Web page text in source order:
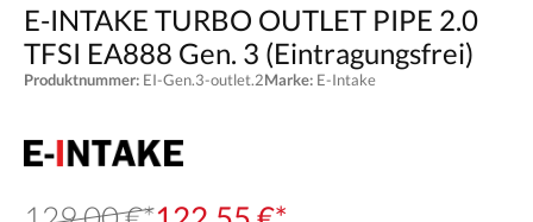
E-INTAKE TURBO OUTLET PIPE 2.0
TFSI EA888 Gen. 3 (Eintragungsfrei)
Produktnummer: EI-Gen.3-outlet.2Marke: E-Intake